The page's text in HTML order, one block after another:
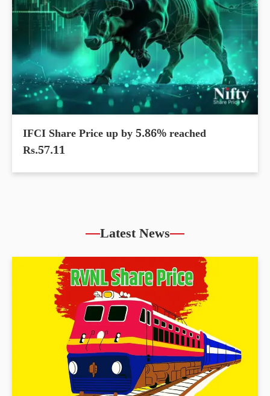
IFCI Share Price up by 5.86% reached
Rs.57.11
Latest News